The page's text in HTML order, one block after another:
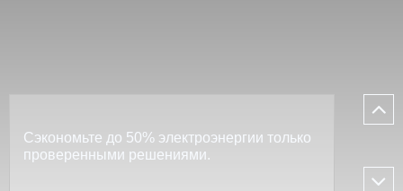
Сэкономьте до 50% электроэнергии только
проверенными решениями.